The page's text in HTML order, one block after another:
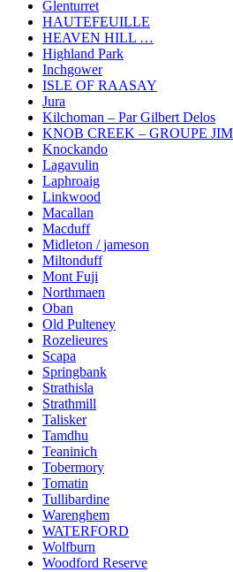
Glenturret
HAUTEFEUILLE
HEAVEN HILL …
Highland Park
Inchgower
ISLE OF RAASAY
Jura
Kilchoman – Par Gilbert Delos
KNOB CREEK – GROUPE
Knockando
Lagavulin
Laphroaig
Linkwood
Macallan
Macduff
Midleton / jameson
Miltonduff
Mont Fuji
Northmaen
Oban
Old Pulteney
Rozelieures
Scapa
Springbank
Strathisla
Strathmill
Talisker
Tamdhu
Teaninich
Tobermory
Tomatin
Tullibardine
Warenghem
WATERFORD
Wolfburn
Woodford Reserve